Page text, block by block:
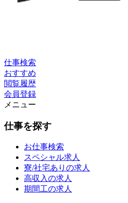
仕事検索
おすすめ
閲覧履歴
会員登録
メニュー
仕事を探す
お仕事検索
スペシャル求人
寮/社宅ありの求人
高収入の求人
期間工の求人